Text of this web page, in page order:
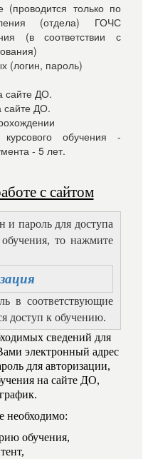
(проводится только по
(отдела) ГОЧС
(в соответствии с
(логин, пароль)
сайте ДО.
сайте ДО.
обучения -
- 5 лет.
с сайтом
и пароль для доступа
то нажмите
в соответствующие
доступ к обучению.
сведений для
электронный адрес
для авторизации,
на сайте ДО,
необходимо:
обучения,